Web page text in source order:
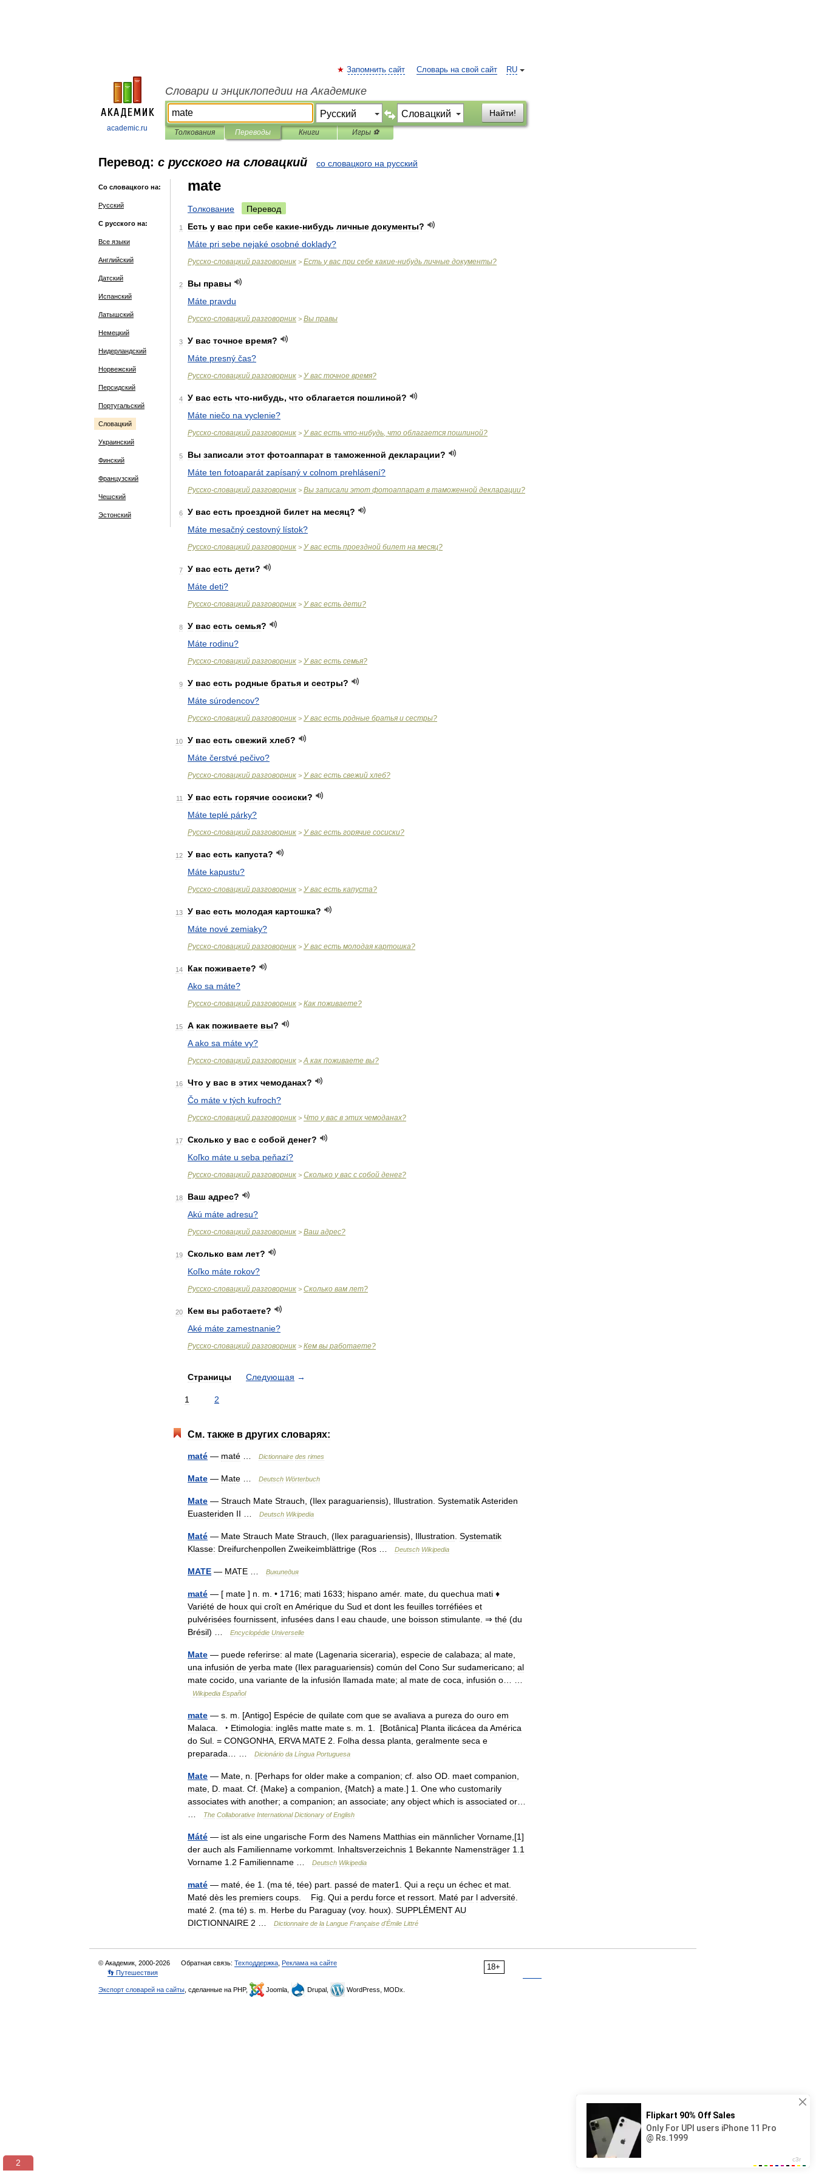
academic.ru
RU
Запомнить сайт Словарь на свой сайт
Словари и энциклопедии на Академике
Найти!
Толкования Переводы Книги Игры ⚽
Перевод: с русского на словацкий со словацкого на русский
Со словацкого на:
Русский
С русского на:
Все языки
Английский
Датский
Испанский
Латышский
Немецкий
Нидерландский
Норвежский
Персидский
Португальский
Словацкий
Украинский
Финский
Французский
Чешский
Эстонский
mate
Толкование Перевод
1 Есть у вас при себе какие-нибудь личные документы?
Máte pri sebe nejaké osobné doklady?
Русско-словацкий разговорник > Есть у вас при себе какие-нибудь личные документы?
2 Вы правы
Máte pravdu
Русско-словацкий разговорник > Вы правы
3 У вас точное время?
Máte presný čas?
Русско-словацкий разговорник > У вас точное время?
4 У вас есть что-нибудь, что облагается пошлиной?
Máte niečo na vyclenie?
Русско-словацкий разговорник > У вас есть что-нибудь, что облагается пошлиной?
5 Вы записали этот фотоаппарат в таможенной декларации?
Máte ten fotoaparát zapísaný v colnom prehlásení?
Русско-словацкий разговорник > Вы записали этот фотоаппарат в таможенной декларации?
6 У вас есть проездной билет на месяц?
Máte mesačný cestovný lístok?
Русско-словацкий разговорник > У вас есть проездной билет на месяц?
7 У вас есть дети?
Máte deti?
Русско-словацкий разговорник > У вас есть дети?
8 У вас есть семья?
Máte rodinu?
Русско-словацкий разговорник > У вас есть семья?
9 У вас есть родные братья и сестры?
Máte súrodencov?
Русско-словацкий разговорник > У вас есть родные братья и сестры?
10 У вас есть свежий хлеб?
Máte čerstvé pečivo?
Русско-словацкий разговорник > У вас есть свежий хлеб?
11 У вас есть горячие сосиски?
Máte teplé párky?
Русско-словацкий разговорник > У вас есть горячие сосиски?
12 У вас есть капуста?
Máte kapustu?
Русско-словацкий разговорник > У вас есть капуста?
13 У вас есть молодая картошка?
Máte nové zemiaky?
Русско-словацкий разговорник > У вас есть молодая картошка?
14 Как поживаете?
Ako sa máte?
Русско-словацкий разговорник > Как поживаете?
15 А как поживаете вы?
A ako sa máte vy?
Русско-словацкий разговорник > А как поживаете вы?
16 Что у вас в этих чемоданах?
Čo máte v tých kufroch?
Русско-словацкий разговорник > Что у вас в этих чемоданах?
17 Сколько у вас с собой денег?
Koľko máte u seba peňazí?
Русско-словацкий разговорник > Сколько у вас с собой денег?
18 Ваш адрес?
Akú máte adresu?
Русско-словацкий разговорник > Ваш адрес?
19 Сколько вам лет?
Koľko máte rokov?
Русско-словацкий разговорник > Сколько вам лет?
20 Кем вы работаете?
Aké máte zamestnanie?
Русско-словацкий разговорник > Кем вы работаете?
Страницы Следующая →
1 2
См. также в других словарях:
maté — maté Dictionnaire des rimes
Mate — Mate Deutsch Wörterbuch
Mate — Strauch Mate Strauch , (Ilex paraguariensis), Illustration SystematikAsteriden
Euasteriden II Deutsch Wikipedia
Maté — Mate Strauch Mate Strauch , (Ilex paraguariensis), Illustration Systematik
Klasse: Dreifurchenpollen Zweikeimblättrige (Ros Deutsch Wikipedia
MATE — MATE Википедия
maté — [ mate ] n m . • 1716; mati 1633; hispano amér. mate du quechua mati ♦
Variété de houx qui croît en Amérique du Sud et dont les feuilles torréfiées et
pulvérisées fournissent infusées dans l eau chaude une boisson stimulante . ⇒ thé (du
Brésil) … Encyclopédie Universelle
Mate — puede referirse: al mate (Lagenaria siceraria), especie de calabaza; al mate
una infusión de yerba mate (Ilex paraguariensis) común del Cono Sur sudamericano; al
mate cocido una variante de la infusión llamada mate; al mate de coca infusión o
Wikipedia Español
mate — s m . [Antigo] Espécie de quilate com que se avaliava a pureza do ouro em
Malaca
‣ Etimologia: inglês matte mate s m 1 . [Botânica] Planta ilicácea da América
do Sul . = CONGONHA ERVA MATE 2 Folha dessa planta geralmente seca e
preparada
Dicionário da Língua Portuguesa
Mate — Mate n . [Perhaps for older make a companion; cf also OD maet companion
mate D maat Cf . {Make} a companion , {Match} a mate .] 1 One who customarily
associates with another; a companion; an associate; any object which is associated or
The Collaborative International Dictionary of English
Máté — ist als eine ungarische Form des Namens Matthias ein männlicher Vorname ,[1]
der auch als Familienname vorkommt Inhaltsverzeichnis 1 Bekannte Namensträger 1 1
Vorname 1 2 Familienname Deutsch Wikipedia
maté — maté ée 1 . (ma té tée) part passé de mater1 Qui a reçu un échec et mat
Maté dès les premiers coups Fig Qui a perdu force et ressort Maté par l adversité
maté 2 . (ma té) s m Herbe du Paraguay (voy. houx). SUPPLÉMENTAU
DICTIONNAIRE 2 Dictionnaire de la Langue Française d'Émile Littré
18+
© Академик, 2000-2026 Обратная связь: Техподдержка Реклама на сайте
👣 Путешествия
Экспорт словарей на сайты , сделанные на PHP, Joomla, Drupal, WordPress, MODx.
1